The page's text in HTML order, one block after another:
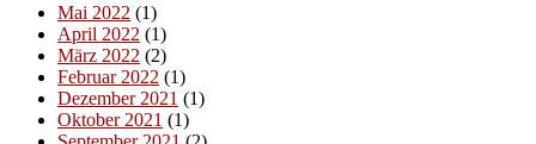
Mai 2022 (1)
April 2022 (1)
März 2022 (2)
Februar 2022 (1)
Dezember 2021 (1)
Oktober 2021 (1)